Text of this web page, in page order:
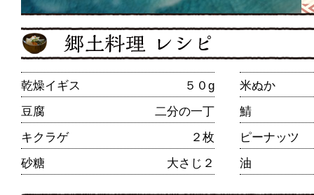
乾燥イギス ５０g
米ぬか
豆腐
二分の一丁
鯖
キクラゲ
２枚
ピーナッツ
砂糖
大さじ２ 油